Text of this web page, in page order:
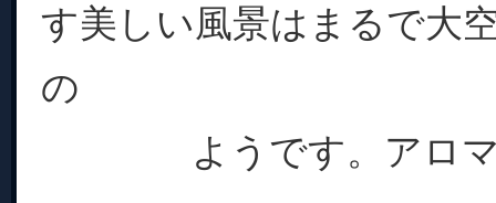
す美しい風景はまるで大
の
ようです。アロマ